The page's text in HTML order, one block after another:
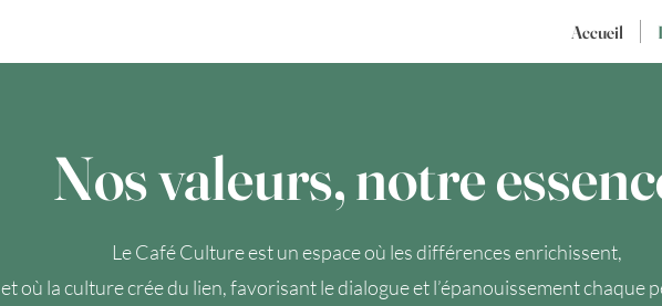
Accueil
Nos valeurs, notre
Le Café Culture est un espace où les différences enrichissent,
et où la culture crée du lien, favorisant le dialogue et l’épanouissement chaque